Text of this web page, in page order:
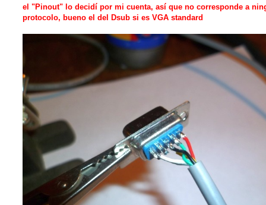
el "Pinout" lo decidí por mi cuenta, así que no corresponde a
protocolo, bueno el del Dsub si es VGA standard